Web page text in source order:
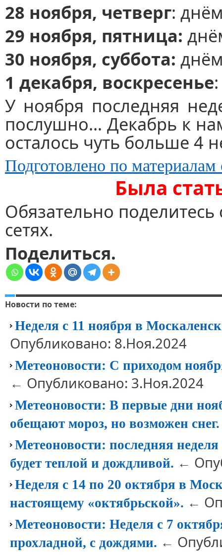
28 ноября, четверг:
29 ноября, пятница:
30 ноября, суббота:
1 декабря, воскресенье
У ноября последняя
послушно… Декабрь к
осталось чуть больше 4
Подготовлено по
Была
Обязательно
сетях.
Поделиться.
Новости по теме:
Неделя с 11 ноября в
Опубликовано: 8.Ноя.2024
Метеоновости: С приходом
← Опубликовано: 3.Ноя.2024
Метеоновости: В первые дни
обещают мороз, но возможен снег.
Метеоновости: последняя
будет теплой и дождливой. ←
Неделя с 14 по 20 октября в
настоящему «октябрьской». ←
Метеоновости: Неделя с 7
прохладной, с дождями. ←